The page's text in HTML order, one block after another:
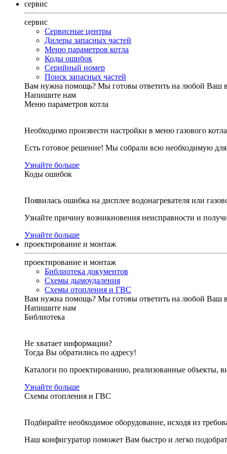
сервис
сервис
Сервисные центры
Дилеры запасных частей
Меню параметров котла
Коды ошибок
Серийный номер
Поиск запасных частей
Вам нужна помощь? Мы готовы ответить на любой Ваш
Напишите нам
Меню параметров котла
Необходимо произвести настройки в меню газового
Есть готовое решение! Мы собрали всю необходимую
Узнайте больше
Коды ошибок
Появилась ошибка на дисплее водонагревателя или
Узнайте причину возникновения неисправности и
Узнайте больше
проектирование и монтаж
проектирование и монтаж
Библиотека документов
Схемы дымоудаления
Схемы отопления и ГВС
Вам нужна помощь? Мы готовы ответить на любой Ваш
Напишите нам
Библиотека
Не хватает информации?
Тогда Вы обратились по адресу!
Каталоги по проектированию, реализованные объекты,
Узнайте больше
Схемы отопления и ГВС
Подбирайте необходимое оборудование, исходя из
Наш конфигуратор поможет Вам быстро и легко